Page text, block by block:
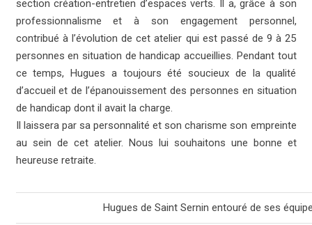
section création-entretien d’espaces verts. Il a, grâce à son
professionnalisme et à son engagement personnel,
contribué à l’évolution de cet atelier qui est passé de 9 à 25
personnes en situation de handicap accueillies. Pendant tout
ce temps, Hugues a toujours été soucieux de la qualité
d’accueil et de l’épanouissement des personnes en situation
de handicap dont il avait la charge.
Il laissera par sa personnalité et son charisme son empreinte
au sein de cet atelier. Nous lui souhaitons une bonne et
heureuse retraite.
Hugues de Saint Sernin entouré de ses